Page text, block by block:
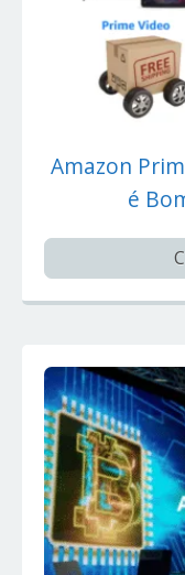
Amazon
é